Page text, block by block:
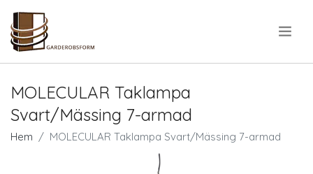
MOLECULAR Taklampa
Svart/Mässing 7-armad
Hem MOLECULAR Taklampa Svart/Mässing 7-armad